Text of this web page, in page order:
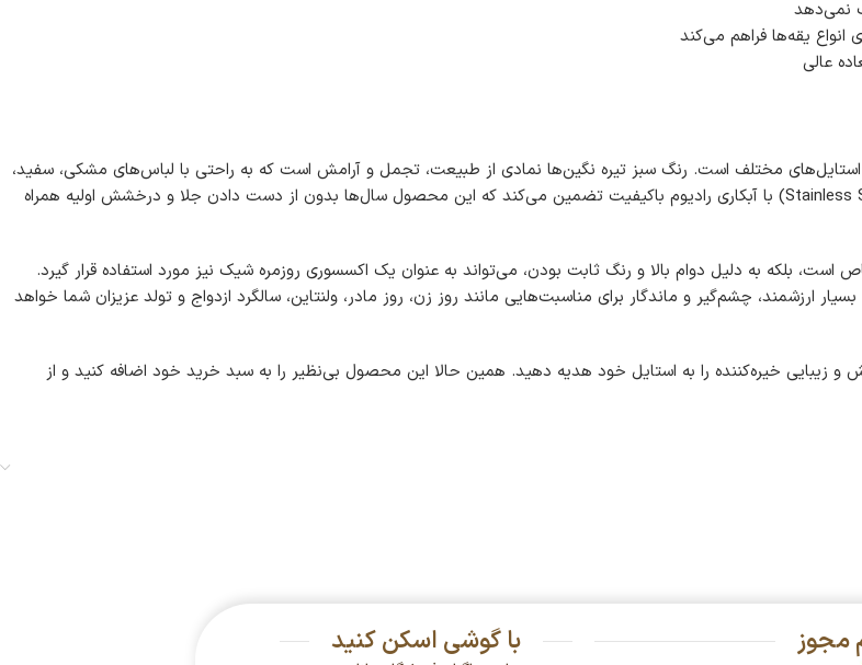
نمی‌دهد
عالی
استایل‌های مختلف است. رنگ سبز تیره نگین‌ها نمادی از طبیعت، تجمل و آرامش است که به راحتی با لباس‌های مشکی، سفید،
کرم، طوسی و به ویژه لباس‌های شب مجلسی ست می‌شود. استفاده از استیل ضدزنگ (Stainless Steel) با آبکاری رادیوم باکیفیت تضمین می‌کند که این محصول سال‌ها بدون از دست دادن جلا و درخشش اولیه همراه
بلکه به دلیل دوام بالا و رنگ ثابت بودن، می‌تواند به عنوان یک اکسسوری روزمره شیک نیز مورد استفاده قرار گیرد.
چشم‌گیر و ماندگار برای مناسبت‌هایی مانند روز زن، روز مادر، ولنتاین، سالگرد ازدواج و تولد عزیزان شما خواهد
خیره‌کننده را به استایل خود هدیه دهید. همین حالا این محصول بی‌نظیر را به سبد خرید خود اضافه کنید و از
مجوز با گوشی اسکن کنید